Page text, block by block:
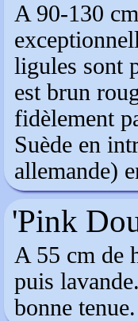
A 90-130
ligules sont
est brun
fidèlement
Suède en
allemande)
'Pink
A 55 cm de
puis
bonne tenue.